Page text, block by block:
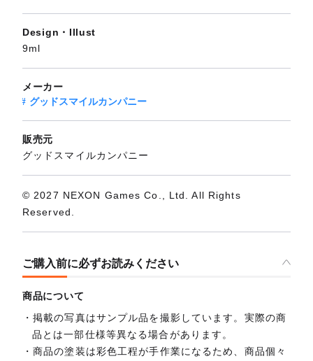
Design・Illust
9ml
メーカー
グッドスマイルカンパニー
販売元
グッドスマイルカンパニー
© 2027 NEXON Games Co., Ltd. All Rights
Reserved.
ご購入前に必ずお読みください
商品について
掲載の写真はサンプル品を撮影しています。実際の商
品とは一部仕様等異なる場合があります。
商品の塗装は彩色工程が手作業になるため、商品個々